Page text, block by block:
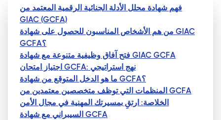
فهم شهادة محلل الأدلة الجنائية الرقمية المعتمد من
GIAC (GCFA)
من هم الأشخاص المناسبون للحصول على شهادة GIAC
GCFA؟
فتح آفاق وظيفية متنوعة مع شهادة GIAC GCFA
اجتياز امتحان GCFA: نهج استراتيجي
ما هو الدخل المتوقع من شهادة GCFA؟
المنظمات التي توظف متخصصين معتمدين من GCFA
الخلاصة: ارتقِ بمسيرتك المهنية في مجال الأمن
السيبراني مع شهادة GCFA